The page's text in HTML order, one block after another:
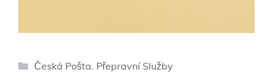
Rubriky
Česká Pošta, Přepravní Služby